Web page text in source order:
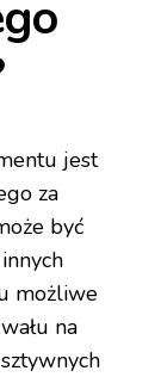
jest
za
być
możliwe
na